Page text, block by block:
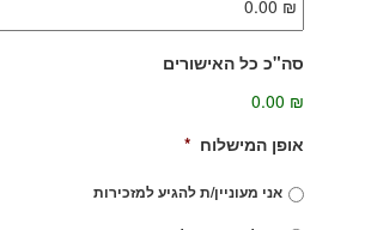
סה"כ כל האישורים
₪ 0.00
אופן המישלוח *
אני מעוניין/ת להגיע למזכירות